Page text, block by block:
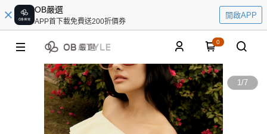
OB嚴選
APP首下載免費送200折價券
開啟APP
0
1/7